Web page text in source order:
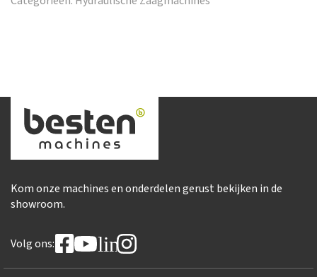
Kom onze machines en onderdelen gerust bekijken in de
showroom.
Volg ons: linkedin